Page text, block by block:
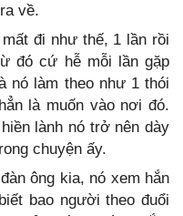
về.
đi như thế, 1 lần rồi
đó cứ hễ mỗi lần gặp
nó làm theo như 1 thói
là muốn vào nơi đó.
lành nó trở nên dày
chuyện ấy.
ông kia, nó xem hắn
bao người theo đuổi